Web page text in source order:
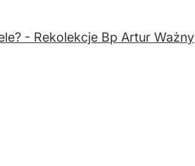
- Rekolekcje Bp Artur Ważny